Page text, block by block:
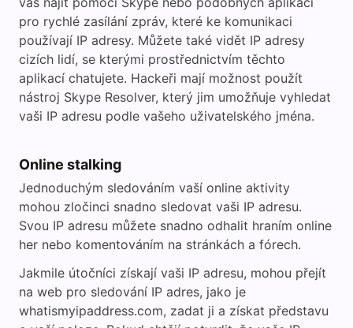
pro rychlé zasílání zpráv, které ke komunikaci
používají IP adresy. Můžete také vidět IP adresy
cizích lidí, se kterými prostřednictvím těchto
aplikací chatujete. Hackeři mají možnost použít
nástroj Skype Resolver, který jim umožňuje vyhledat
vaši IP adresu podle vašeho uživatelského jména.
Online stalking
Jednoduchým sledováním vaší online aktivity
mohou zločinci snadno sledovat vaši IP adresu.
Svou IP adresu můžete snadno odhalit hraním online
her nebo komentováním na stránkách a fórech.
Jakmile útočníci získají vaši IP adresu, mohou přejít
na web pro sledování IP adres, jako je
whatismyipaddress.com, zadat ji a získat představu